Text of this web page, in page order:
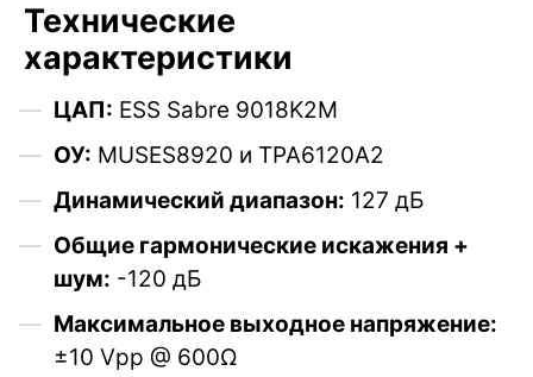
Технические
характеристики
ЦАП: ESS Sabre 9018K2M
ОУ: MUSES8920 и TPA6120A2
Динамический диапазон: 127 дБ
Общие гармонические искажения +
шум: -120 дБ
Максимальное выходное напряжение:
±10 Vpp @ 600Ω